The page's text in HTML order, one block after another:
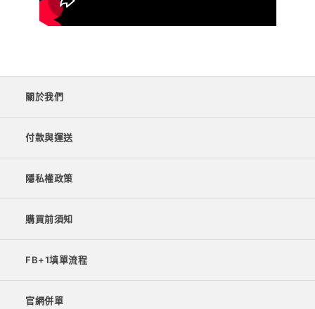
關於我們
付款與運送
隱私權政策
購買前須知
FB+1填單流程
官網併單